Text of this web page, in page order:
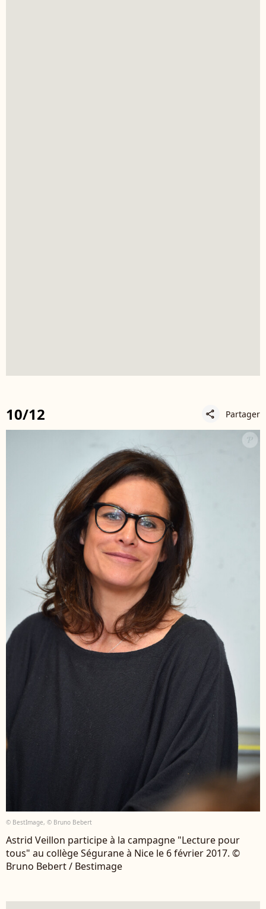
10/12 share Partager
© BestImage, © Bruno Bebert
Astrid Veillon participe à la campagne "Lecture pour
tous" au collège Ségurane à Nice le 6 février 2017. ©
Bruno Bebert / Bestimage